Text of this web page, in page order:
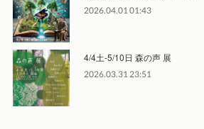
2026.04.01 01:43
4/4土-5/10日 森の声 展
2026.03.31 23:51